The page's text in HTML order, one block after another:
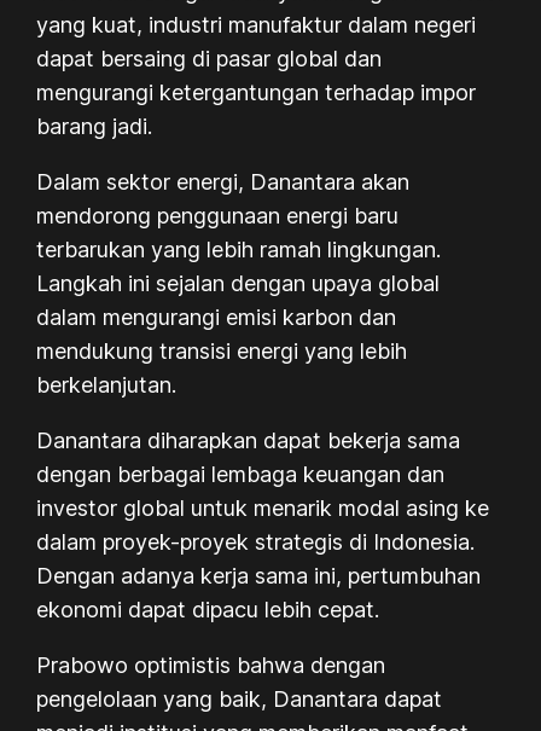
yang kuat, industri manufaktur dalam negeri
dapat bersaing di pasar global dan
mengurangi ketergantungan terhadap impor
barang jadi.
Dalam sektor energi, Danantara akan
mendorong penggunaan energi baru
terbarukan yang lebih ramah lingkungan.
Langkah ini sejalan dengan upaya global
dalam mengurangi emisi karbon dan
mendukung transisi energi yang lebih
berkelanjutan.
Danantara diharapkan dapat bekerja sama
dengan berbagai lembaga keuangan dan
investor global untuk menarik modal asing ke
dalam proyek-proyek strategis di Indonesia.
Dengan adanya kerja sama ini, pertumbuhan
ekonomi dapat dipacu lebih cepat.
Prabowo optimistis bahwa dengan
pengelolaan yang baik, Danantara dapat